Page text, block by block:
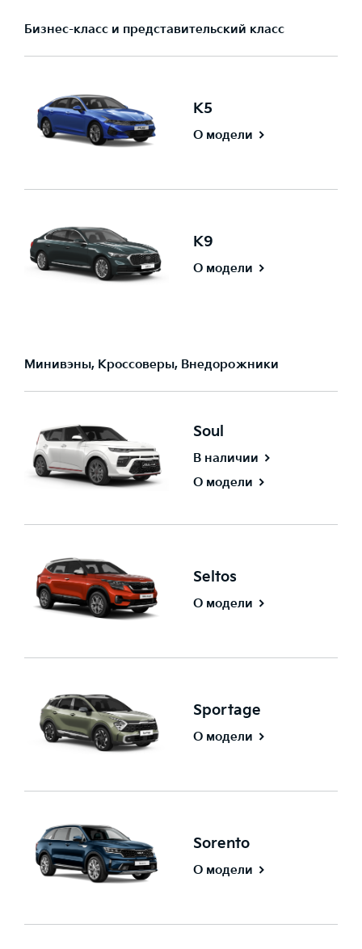
Бизнес-класс и представительский класс
K5
О модели
K9
О модели
Минивэны, Кроссоверы, Внедорожники
Soul
В наличии
О модели
Seltos
О модели
Sportage
О модели
Sorento
О модели